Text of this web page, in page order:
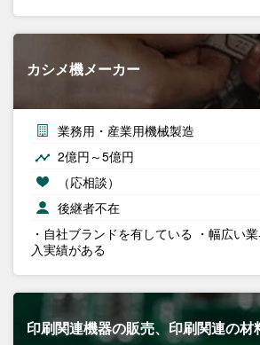
カシメ機メーカー
業務用・産業用機械製造
2億円～5億円
（応相談）
後継者不在
・自社ブランドを有している ・幅広い
入実績がある
印刷関連機器の販売、印刷関連の材